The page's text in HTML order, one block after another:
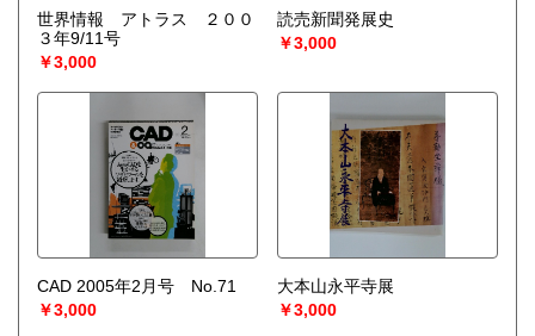
世界情報 アトラス ２００
３年9/11号
￥3,000
読売新聞発展史
￥3,000
CAD 2005年2月号 No.71
￥3,000
大本山永平寺展
￥3,000